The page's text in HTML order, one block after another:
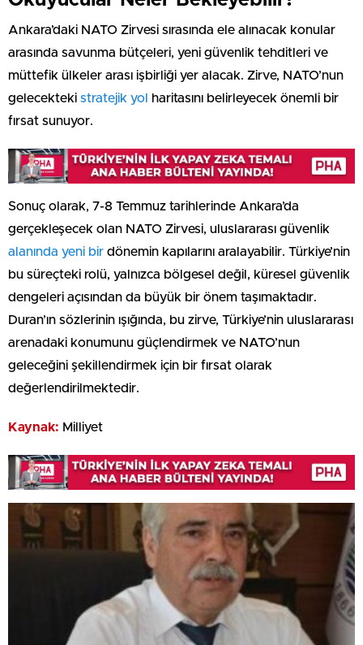
Ankara’daki NATO Zirvesi sırasında ele alınacak konular
arasında savunma bütçeleri, yeni güvenlik tehditleri ve
müttefik ülkeler arası işbirliği yer alacak. Zirve, NATO’nun
gelecekteki stratejik yol
haritasını belirleyecek önemli bir
fırsat sunuyor.
Sonuç olarak, 7-8 Temmuz tarihlerinde Ankara’da
gerçekleşecek olan NATO Zirvesi, uluslararası güvenlik
alanında yeni bir dönemin kapılarını aralayabilir. Türkiye’nin
bu süreçteki rolü, yalnızca bölgesel değil, küresel güvenlik
dengeleri açısından da büyük bir önem taşımaktadır.
Duran’ın sözlerinin ışığında, bu zirve, Türkiye’nin uluslararası
arenadaki konumunu güçlendirmek ve NATO’nun
geleceğini şekillendirmek için bir fırsat olarak
değerlendirilmektedir.
Kaynak: Milliyet